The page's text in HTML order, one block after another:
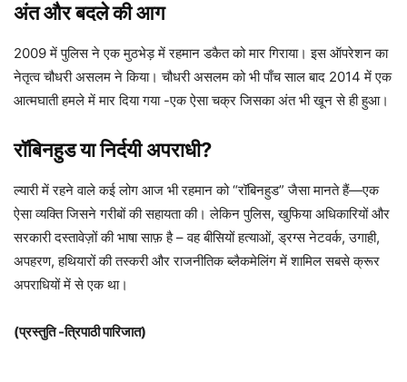
अंत और बदले की आग
2009 में पुलिस ने एक मुठभेड़ में रहमान डकैत को मार गिराया। इस ऑपरेशन का
नेतृत्व चौधरी असलम ने किया। चौधरी असलम को भी पाँच साल बाद 2014 में एक
आत्मघाती हमले में मार दिया गया -एक ऐसा चक्र जिसका अंत भी खून से ही हुआ।
रॉबिनहुड या निर्दयी अपराधी?
ल्यारी में रहने वाले कई लोग आज भी रहमान को “रॉबिनहुड” जैसा मानते हैं—एक
ऐसा व्यक्ति जिसने गरीबों की सहायता की। लेकिन पुलिस, खुफिया अधिकारियों और
सरकारी दस्तावेज़ों की भाषा साफ़ है – वह बीसियों हत्याओं, ड्रग्स नेटवर्क, उगाही,
अपहरण, हथियारों की तस्करी और राजनीतिक ब्लैकमेलिंग में शामिल सबसे क्रूर
अपराधियों में से एक था।
(प्रस्तुति -त्रिपाठी पारिजात)